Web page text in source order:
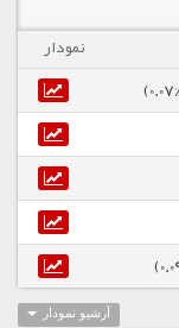
نمودار
آرشیو نمودار